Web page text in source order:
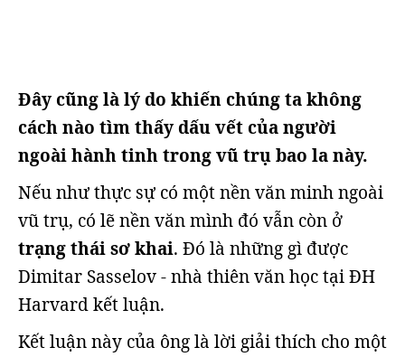
Đây cũng là lý do khiến chúng ta không
cách nào tìm thấy dấu vết của người
ngoài hành tinh trong vũ trụ bao la này.
Nếu như thực sự có một nền văn minh ngoài
vũ trụ, có lẽ nền văn mình đó vẫn còn ở
trạng thái sơ khai. Đó là những gì được
Dimitar Sasselov - nhà thiên văn học tại ĐH
Harvard kết luận.
Kết luận này của ông là lời giải thích cho một